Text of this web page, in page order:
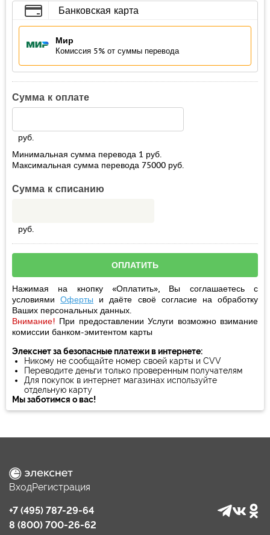
Банковская карта
Мир
Комиссия 5% от суммы перевода
Сумма к оплате
руб.
Минимальная сумма перевода 1 руб.
Максимальная сумма перевода 75000 руб.
Сумма к списанию
руб.
Нажимая на кнопку «Оплатить», Вы соглашаетесь с
условиямиОферты и даёте своё согласиена обработку
Ваших персональных данных.
Внимание! При предоставлении Услуги возможно взимание
комиссии банком-эмитентом карты
Элекснет за безопасные платежи в интернете:
Никому не сообщайте номер своей карты и CVV
Переводите деньги только проверенным получателям
Для покупок в интернет магазинах используйте
отдельную карту
Мы заботимся о вас!
ВходРегистрация
+7 (495) 787-29-64
8 (800) 700-26-62